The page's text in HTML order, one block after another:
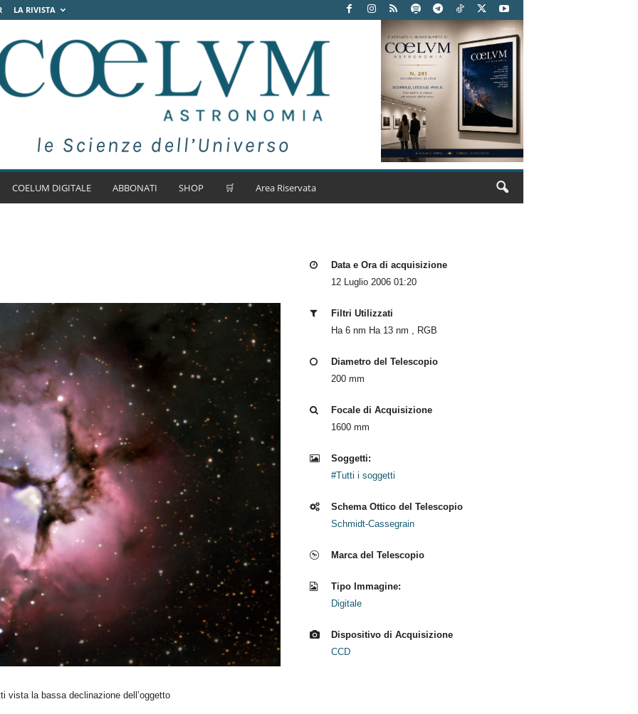
LA RIVISTA
COELUM DIGITALE ABBONATI SHOP 🛒 Area Riservata
vista la bassa declinazione dell’oggetto
Data e Ora di acquisizione
12 Luglio 2006 01:20
Filtri Utilizzati
Ha 6 nm Ha 13 nm , RGB
Diametro del Telescopio
200 mm
Focale di Acquisizione
1600 mm
Soggetti:
#Tutti i soggetti
Schema Ottico del Telescopio
Schmidt-Cassegrain
Marca del Telescopio
Tipo Immagine:
Digitale
Dispositivo di Acquisizione
CCD